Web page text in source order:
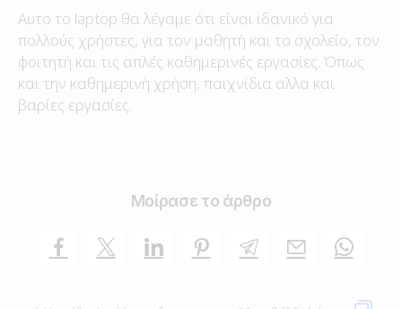
Αυτο το laptop θα λέγαμε ότι είναι ιδανικό για
πολλούς χρήστες, για τον μαθητή και το σχολείο, τον
φοιτητή και τις απλές καθημερινές εργασίες. Όπως
και την καθημερινή χρήση, παιχνίδια αλλα και
βαρίες εργασίες.
Μοίρασε το άρθρο